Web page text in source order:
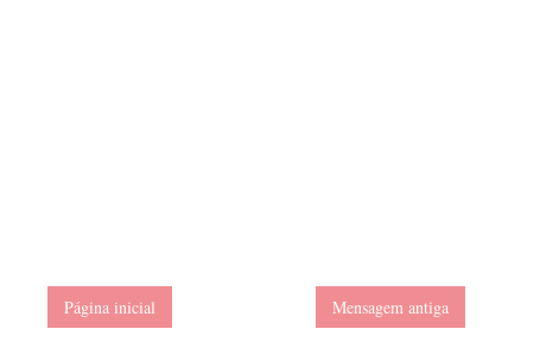
Mensagem antiga
Página inicial